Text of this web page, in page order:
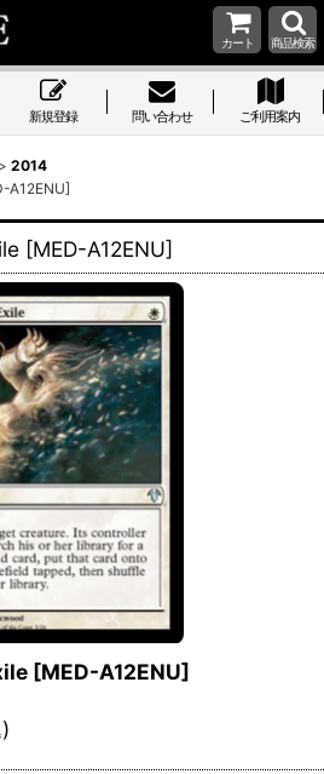
カート 商品検索
新規登録 問い合わせ ご利用案内
> 2014
A12ENU]
[MED-A12ENU]
[MED-A12ENU]